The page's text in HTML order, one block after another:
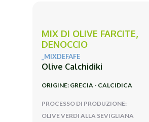
MIX DI OLIVE FARCITE,
DENOCCIO
_MIXDEFAFE
Olive Calchidiki
ORIGINE: GRECIA - CALCIDICA
PROCESSO DI PRODUZIONE:
OLIVE VERDI ALLA SEVIGLIANA